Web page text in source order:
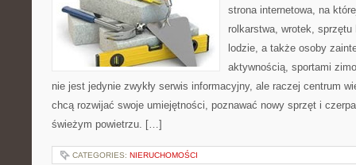
strona internetowa, na
rolkarstwa, wrotek,
lodzie, a także osoby
aktywnością, sportami
nie jest jedynie zwykły serwis informacyjny, ale raczej centrum
chcą rozwijać swoje umiejętności, poznawać nowy sprzęt i
świeżym powietrzu. […]
CATEGORIES: NIERUCHOMOŚCI